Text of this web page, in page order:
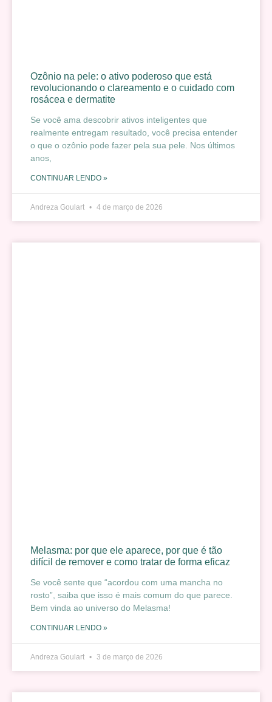
Ozônio na pele: o ativo poderoso que está
revolucionando o clareamento e o cuidado com
rosácea e dermatite
Se você ama descobrir ativos inteligentes que
realmente entregam resultado, você precisa entender
o que o ozônio pode fazer pela sua pele. Nos últimos
anos,
CONTINUAR LENDO »
Andreza Goulart 4 de março de 2026
Melasma: por que ele aparece, por que é tão
difícil de remover e como tratar de forma eficaz
Se você sente que “acordou com uma mancha no
rosto”, saiba que isso é mais comum do que parece.
Bem vinda ao universo do Melasma!
CONTINUAR LENDO »
Andreza Goulart 3 de março de 2026